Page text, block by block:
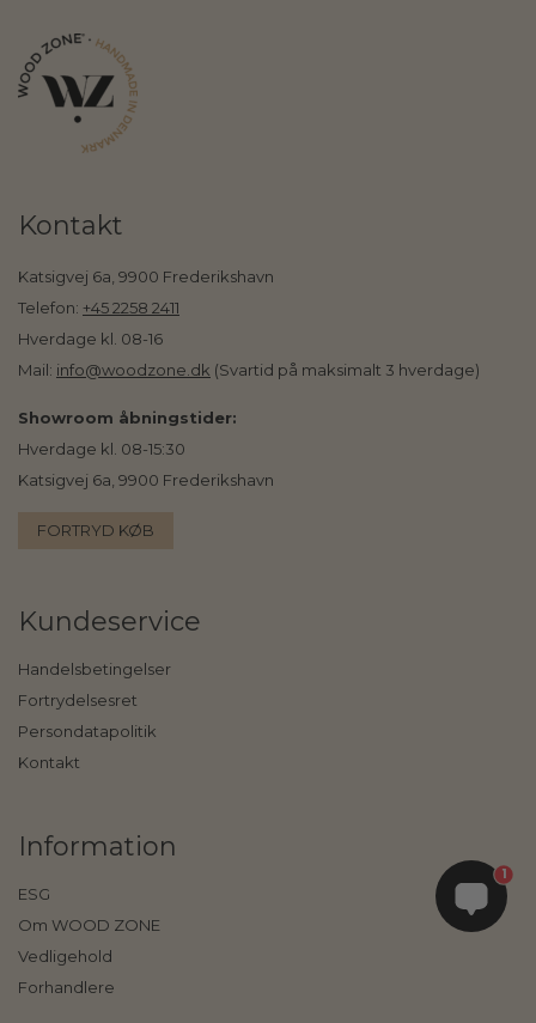
Kontakt
Katsigvej 6a, 9900 Frederikshavn
Telefon: +45 2258 2411
Hverdage kl. 08-16
Mail: info@woodzone.dk (Svartid på maksimalt 3 hverdage)
Showroom åbningstider:
Hverdage kl. 08-15:30
Katsigvej 6a, 9900 Frederikshavn
FORTRYD KØB
Kundeservice
Handelsbetingelser
Fortrydelsesret
Persondatapolitik
Kontakt
Information
ESG
Om WOOD ZONE
Vedligehold
Forhandlere
1